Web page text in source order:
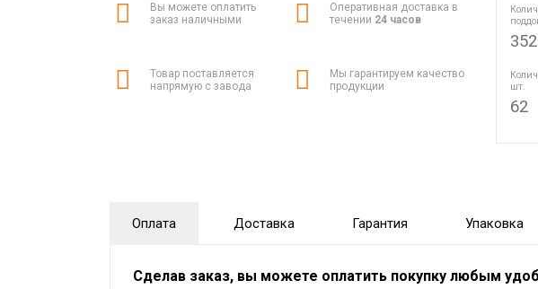
Вы можете оплатить
заказ наличными
Оперативная доставка в
течении 24 часов
Товар поставляется
напрямую с завода
Мы гарантируем качество
продукции
352
шт.
62
Оплата Доставка Гарантия Упаковка
Сделав заказ, вы можете оплатить покупку любым